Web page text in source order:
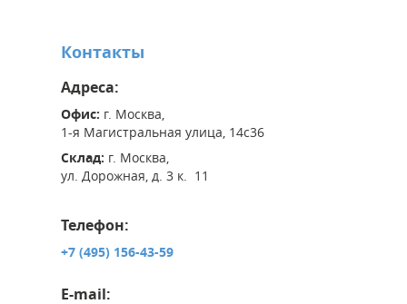
Контакты
Адреса:
Офис: г. Москва,
1-я Магистральная улица, 14с36
Склад: г. Москва,
ул. Дорожная, д. 3 к. 11
Телефон:
+7 (495) 156-43-59
E-mail: